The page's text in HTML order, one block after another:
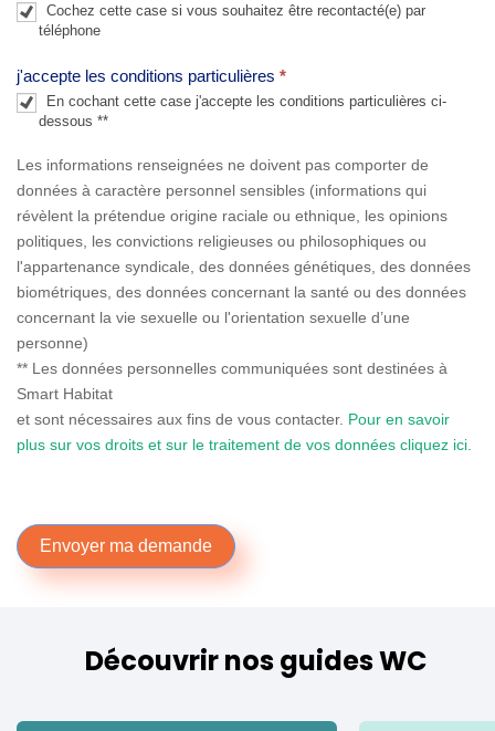
Cochez cette case si vous souhaitez être recontacté(e) par
téléphone
j'accepte les conditions particulières *
En cochant cette case j'accepte les conditions particulières ci-
dessous **
Les informations renseignées ne doivent pas comporter de
données à caractère personnel sensibles (informations qui
révèlent la prétendue origine raciale ou ethnique, les opinions
politiques, les convictions religieuses ou philosophiques ou
l'appartenance syndicale, des données génétiques, des données
biométriques, des données concernant la santé ou des données
concernant la vie sexuelle ou l'orientation sexuelle d’une
personne)
** Les données personnelles communiquées sont destinées à
Smart Habitat
et sont nécessaires aux fins de vous contacter. Pour en savoir
plus sur vos droits et sur le traitement de vos données cliquez ici.
n
.
Envoyer ma demande
Découvrir nos guides WC